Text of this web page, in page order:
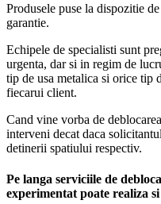
Produsele puse la dispozitie
garantie.
Echipele de specialisti sunt
urgenta, dar si in regim de
tip de usa metalica si orice tip
fiecarui client.
Cand vine vorba de
interveni decat daca
detinerii spatiului respectiv.
Pe langa serviciile de
experimentat poate realiza